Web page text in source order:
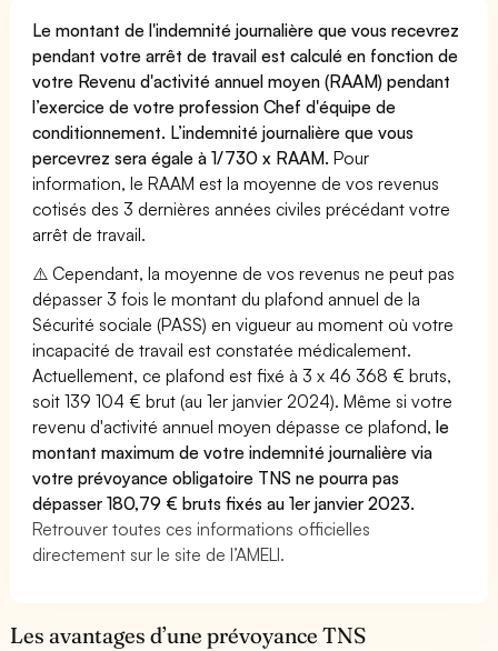
Le montant de l'indemnité journalière que vous recevrez
pendant votre arrêt de travail est calculé en fonction de
votre Revenu d'activité annuel moyen (RAAM) pendant
l’exercice de votre profession Chef d'équipe de
conditionnement. L’indemnité journalière que vous
percevrez sera égale à 1/730 x RAAM. Pour
information, le RAAM est la moyenne de vos revenus
cotisés des 3 dernières années civiles précédant votre
arrêt de travail.
⚠️ Cependant, la moyenne de vos revenus ne peut pas
dépasser 3 fois le montant du plafond annuel de la
Sécurité sociale (PASS) en vigueur au moment où votre
incapacité de travail est constatée médicalement.
Actuellement, ce plafond est fixé à 3 x 46 368 € bruts,
soit 139 104 € brut (au 1er janvier 2024). Même si votre
revenu d'activité annuel moyen dépasse ce plafond,le
montant maximum de votre indemnité journalière via
votre prévoyance obligatoire TNS ne pourra pas
dépasser 180,79 € bruts fixés au 1er janvier 2023.
Retrouver toutes ces informations officielles
directement sur le site de l’AMELI.
Les avantages d’une prévoyance TNS